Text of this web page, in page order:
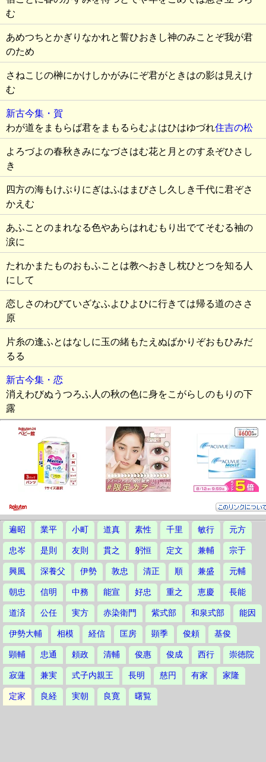
む
あめつちとかぎりなかれと誓ひおきし神のみことぞ我が君
のため
さねこじの榊にかけしかがみにぞ君がときはの影は見えけ
む
新古今集・賀
わが道をまもらば君をまもるらむよはひはゆづれ住吉の松
よろづよの春秋きみになづさはむ花と月とのすゑぞひさし
き
四方の海もけぶりにぎはふはまびさし久しき千代に君ぞさ
かえむ
あふことのまれなる色やあらはれむもり出でてそむる袖の
涙に
たれかまたものおもふことは教へおきし枕ひとつを知る人
にして
恋しさのわびていざなふよひよひに行きては帰る道のささ
原
片糸の逢ふとはなしに玉の緒もたえぬばかりぞおもひみだ
るる
新古今集・恋
消えわびぬうつろふ人の秋の色に身をこがらしのもりの下
露
遍昭 業平 小町 道真 素性 千里 敏行 元方
忠岑 是則 友則 貫之 躬恒 定文 兼輔 宗于
興風 深養父 伊勢 敦忠 清正 順 兼盛 元輔
朝忠 信明 中務 能宣 好忠 重之 恵慶 長能
道済 公任 実方 赤染衛門 紫式部 和泉式部 能因
伊勢大輔 相模 経信 匡房 顕季 俊頼 基俊
顕輔 忠通 頼政 清輔 俊惠 俊成 西行 崇徳院
寂蓮 兼実 式子内親王 長明 慈円 有家 家隆
定家 良経 実朝 良寛 曙覧